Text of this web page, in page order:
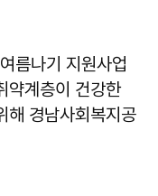
름나기 지원사업
약계층이 건강한
해 경남사회복지공